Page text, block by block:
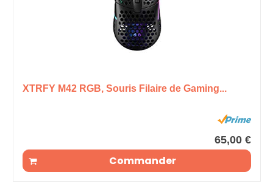
XTRFY M42 RGB, Souris Filaire de Gaming...
65,00 €
Commander